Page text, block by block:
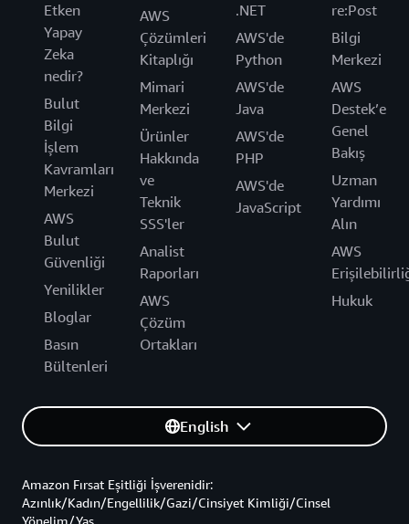
Etken
Yapay
Zeka
nedir?
Bulut
Bilgi
İşlem
Kavramları
Merkezi
AWS
Bulut
Güvenliği
Yenilikler
Bloglar
Basın
Bültenleri
AWS
Çözümleri
Kitaplığı
Mimari
Merkezi
Ürünler
Hakkında
ve
Teknik
SSS'ler
Analist
Raporları
AWS
Çözüm
Ortakları
.NET
AWS'de
Python
AWS'de
Java
AWS'de
PHP
AWS'de
JavaScript
re:Post
Bilgi
Merkezi
AWS
Destek’e
Genel
Bakış
Uzman
Yardımı
Alın
AWS
Hukuk
English
Amazon Fırsat Eşitliği İşverenidir:
Azınlık/Kadın/Engellilik/Gazi/Cinsiyet Kimliği/Cinsel